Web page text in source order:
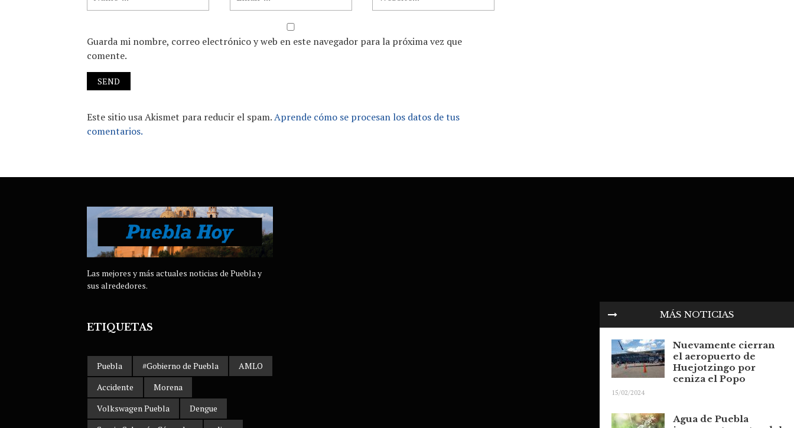
Guarda mi nombre, correo electrónico y web en este navegador para la próxima vez que
comente.
Este sitio usa Akismet para reducir el spam.Aprende cómo se procesan los datos de tus
comentarios.
MÁS NOTICIAS
Nuevamente cierran
el aeropuerto de
Huejotzingo por
ceniza el Popo
15/02/2024
Agua de Puebla
Las mejores y más actuales noticias de Puebla y
sus alrededores.
ETIQUETAS
Puebla #Gobierno de Puebla
AMLO
Accidente
Morena
Volkswagen Puebla
Dengue